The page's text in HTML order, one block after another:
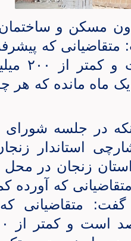
مسکن و ساختمان
که
پروژه آنها
یک ماه مانده که هر
در جلسه
استاندار
زنجان در محل
گفت: متقاضیانی